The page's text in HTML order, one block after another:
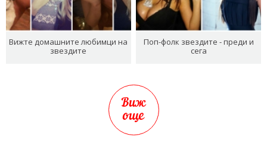
Вижте домашните любимци на
звездите
Поп-фолк звездите - преди и
сега
Виж
още